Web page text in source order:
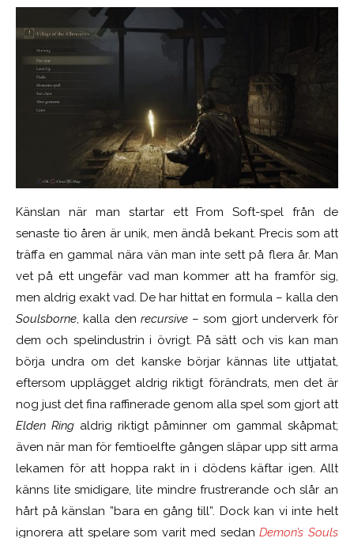
Känslan när man startar ett From Soft-spel från de
senaste tio åren är unik, men ändå bekant. Precis som att
träffa en gammal nära vän man inte sett på flera år. Man
vet på ett ungefär vad man kommer att ha framför sig,
men aldrig exakt vad. De har hittat en formula – kalla den
Soulsborne, kalla den recursive– som gjort underverk för
dem och spelindustrin i övrigt. På sätt och vis kan man
börja undra om det kanske börjar kännas lite uttjatat,
eftersom upplägget aldrig riktigt förändrats, men det är
nog just det fina raffinerade genom alla spel som gjort att
Elden Ring aldrig riktigt påminner om gammal skåpmat;
även när man för femtioelfte gången släpar upp sitt arma
lekamen för att hoppa rakt in i dödens käftar igen. Allt
känns lite smidigare, lite mindre frustrerande och slår an
hårt på känslan ”bara en gång till”. Dock kan vi inte helt
ignorera att spelare som varit med sedanDemon’s Souls